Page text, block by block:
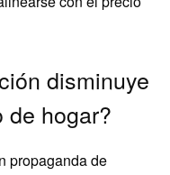
disminuye
de hogar?
propaganda de